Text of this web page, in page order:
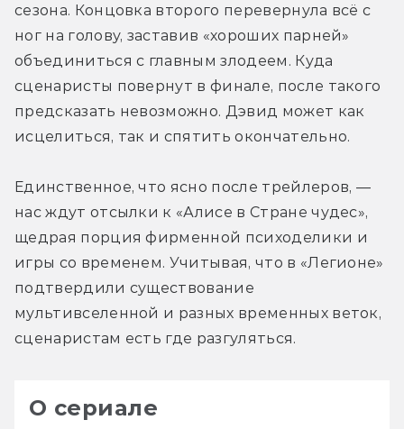
сезона. Концовка второго перевернула всё с
ног на голову, заставив «хороших парней»
объединиться с главным злодеем. Куда
сценаристы повернут в финале, после такого
предсказать невозможно. Дэвид может как
исцелиться, так и спятить окончательно.
Единственное, что ясно после трейлеров, —
нас ждут отсылки к «Алисе в Стране чудес»,
щедрая порция фирменной психоделики и
игры со временем. Учитывая, что в «Легионе»
подтвердили существование
мультивселенной и разных временных веток,
сценаристам есть где разгуляться.
О сериале